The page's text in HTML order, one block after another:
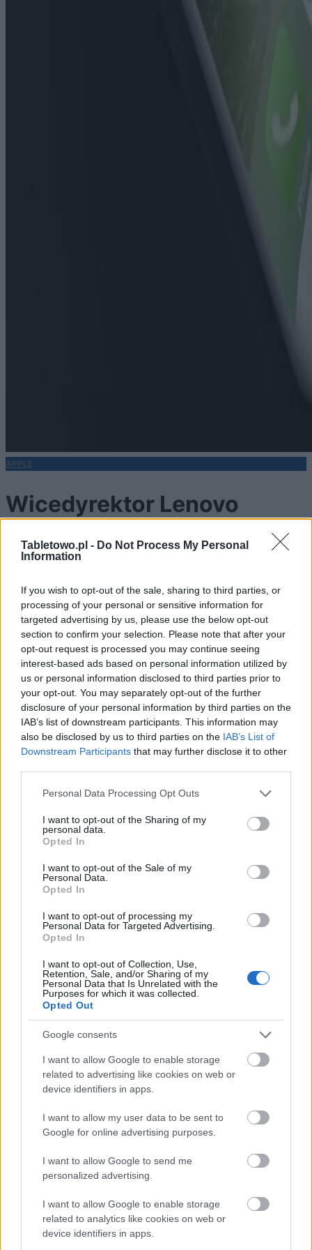
Tabletowo.pl - Do Not Process My Personal
Information
If you wish to opt-out of the sale, sharing to third parties, or
processing of your personal or sensitive information for
targeted advertising by us, please use the below opt-out
section to confirm your selection. Please note that after your
opt-out request is processed you may continue seeing
interest-based ads based on personal information utilized by
us or personal information disclosed to third parties prior to
your opt-out. You may separately opt-out of the further
disclosure of your personal information by third parties on the
IAB’s list of downstream participants. This information may
also be disclosed by us to third parties on the IAB’s List of
Downstream Participants that may further disclose it to other
Please note that this website/app uses one or more Google
not limited to your visit or usage behaviour. You may click to
grant or deny consent to Google and its third-party tags to
use your data for below specified purposes in below Google
consent section.
Personal Data Processing Opt Outs
I want to opt-out of the Sharing of my
personal data.
Opted In
I want to opt-out of the Sale of my
Personal Data.
Opted In
I want to opt-out of processing my
Personal Data for Targeted Advertising.
Opted In
I want to opt-out of Collection, Use,
Retention, Sale, and/or Sharing of my
Personal Data that Is Unrelated with the
Purposes for which it was collected.
Opted Out
Google consents
I want to allow Google to enable storage
related to advertising like cookies on web or
device identifiers in apps.
I want to allow my user data to be sent to
Google for online advertising purposes.
I want to allow Google to send me
personalized advertising.
I want to allow Google to enable storage
related to analytics like cookies on web or
device identifiers in apps.
APPLE
Wicedyrektor Lenovo
potwierdza, że
będzie miał szklane plecki
GRZEGORZ DĄBEK · 1 GRUDNIA 2016
Strona główna
Producenci
Apple
Wicedyrektor Lenovo potwierdza, że przyszłoroczny iPhone będzie miał
DodajTabletowojako preferowane źródło w
Nasze artykuły będą częściej pojawiać się w Twoich wynikach
Apple, i jakie w ogóle pojęcie może mieć wicedyrektor
chińskiego przedsiębiorstwa na temat przyszłorocznego
iPhone’a. Cóż, najwyraźniej ma i to całkiem spore,
ponieważ właśnie potwierdził, że koncern z Cupertino
smartfonów.
ad
W drugiej połowie kwietnia, kiedy